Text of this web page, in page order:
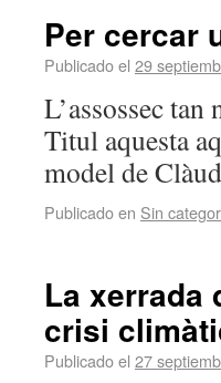
Per cercar
Publicado el 29
L’assossec
Titul aquesta
model de
Publicado en Sin
La xerrada
crisi
Publicado el 27